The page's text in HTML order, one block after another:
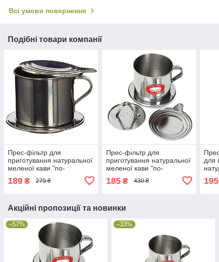
Всі умови повернення
Подібні товари компанії
Прес-фільтр для
приготування натуральної
меленої кави "по-
в'єтнамськ" No7, 100 мл.
189 ₴ 279 ₴
Прес-фільтр для
приготування натуральної
меленої кави "по-
185₴ 430 ₴
для
мл.
195
Акційні пропозиції та новинки
–57% –33%